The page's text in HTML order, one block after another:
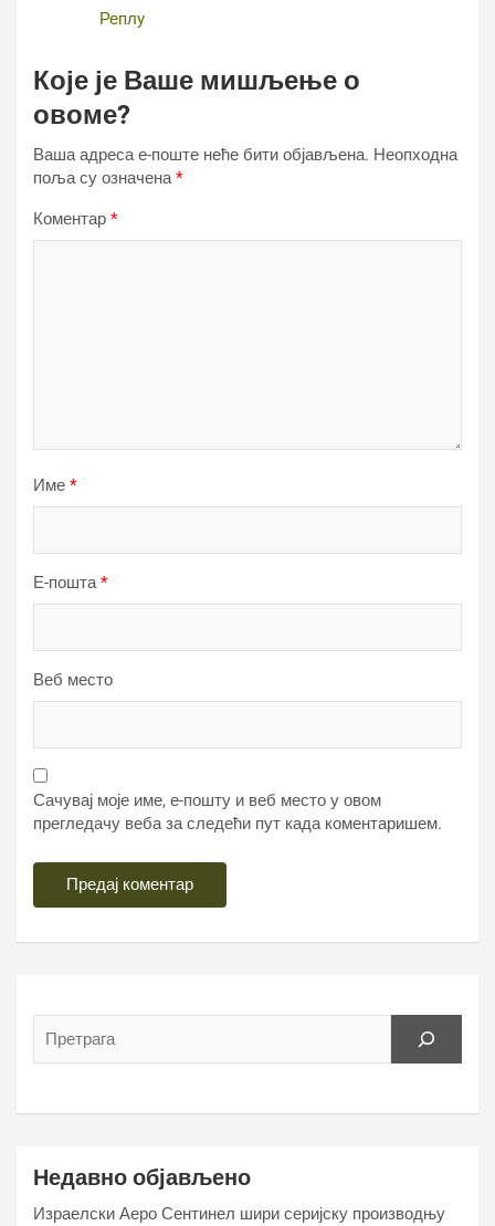
Реплy
Које је Ваше мишљење о
овоме?
Ваша адреса е-поште неће бити објављена. Неопходна
поља су означена*
Коментар *
Име *
Е-пошта*
Веб место
Сачувај моје име, е-пошту и веб место у овом
прегледачу веба за следећи пут када коментаришем.
Недавно објављено
Израелски Аеро Сентинел шири серијску производњу